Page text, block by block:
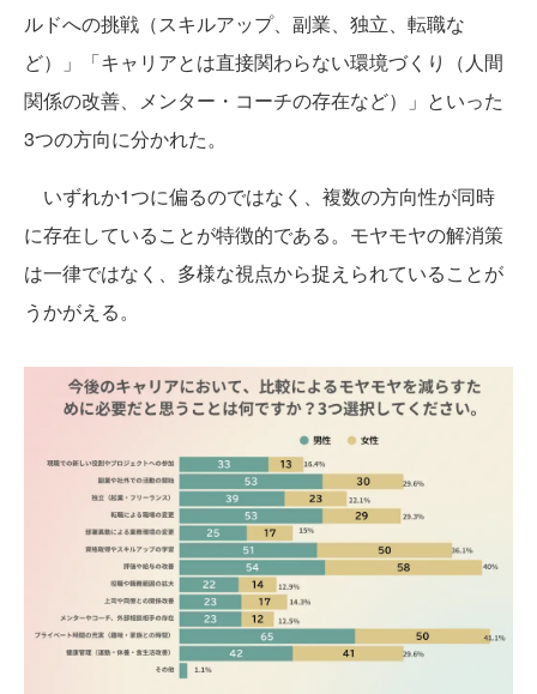
ルドへの挑戦（スキルアップ、副業、独立、転職な
ど）」「キャリアとは直接関わらない環境づくり（人間
関係の改善、メンター・コーチの存在など）」といった
3つの方向に分かれた。
いずれか1つに偏るのではなく、複数の方向性が同時
に存在していることが特徴的である。モヤモヤの解消策
は一律ではなく、多様な視点から捉えられていることが
うかがえる。